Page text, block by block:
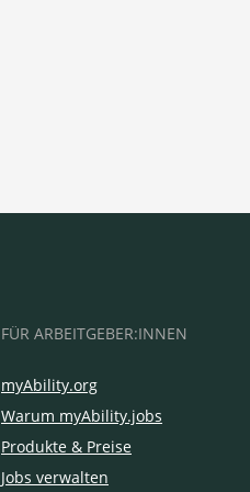
FÜR ARBEITGEBER:INNEN
myAbility.org
Warum myAbility.jobs
Produkte & Preise
Jobs verwalten